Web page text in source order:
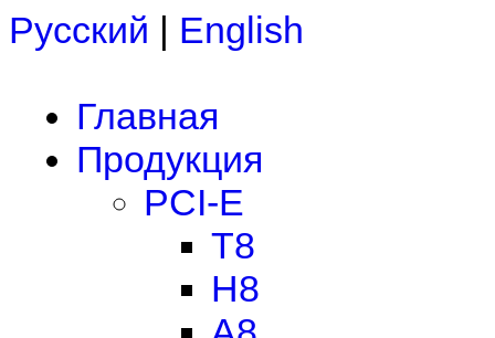
Русский | English
Главная
Продукция
PCI-E
T8
H8